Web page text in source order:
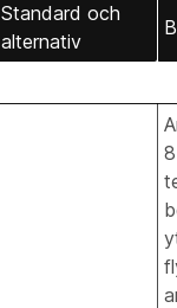
Standard och
alternativ